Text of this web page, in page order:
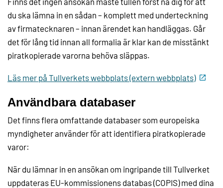
du ska lämna in en sådan – komplett med underteckning
av firmatecknaren – innan ärendet kan handläggas. Går
det för lång tid innan all formalia är klar kan de misstänkt
piratkopierade varorna behöva släppas.
Läs mer på Tullverkets webbplats (extern webbplats)
Användbara databaser
Det finns flera omfattande databaser som europeiska
myndigheter använder för att identifiera piratkopierade
varor:
När du lämnar in en ansökan om ingripande till Tullverket
uppdateras EU-kommissionens databas (COPIS) med dina